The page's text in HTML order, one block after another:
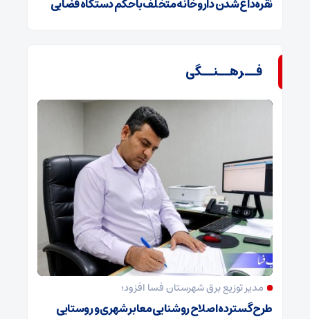
نقره‌داغ شدن داروخانه متخلف با حکم دستگاه قضایی
فــرهــنــگی
مدیر توزیع برق شهرستان فسا افزود؛
طرح گسترده اصلاح روشنایی معابر شهری و روستایی